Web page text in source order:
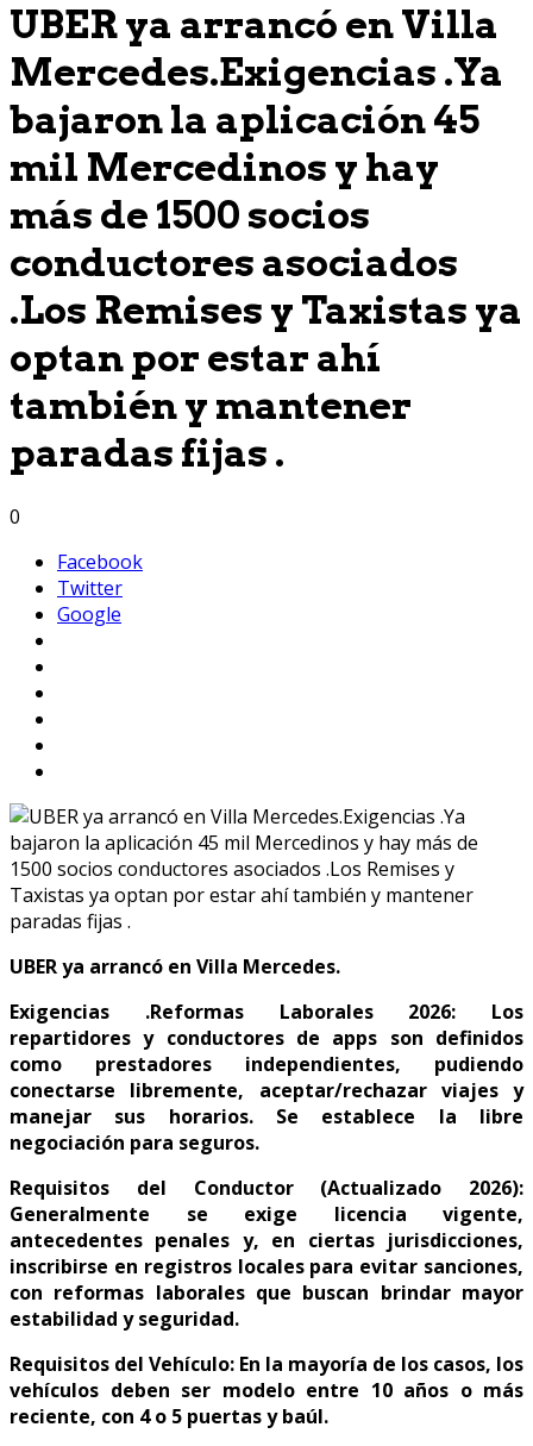
UBER ya arrancó en Villa
Mercedes.Exigencias .Ya
bajaron la aplicación 45
mil Mercedinos y hay
más de 1500 socios
conductores asociados
.Los Remises y Taxistas ya
optan por estar ahí
también y mantener
paradas fijas .
0
Facebook
Twitter
Google
UBER ya arrancó en Villa Mercedes.
Exigencias .Reformas Laborales 2026: Los
repartidores y conductores de apps son definidos
como prestadores independientes, pudiendo
conectarse libremente, aceptar/rechazar viajes y
manejar sus horarios. Se establece la libre
negociación para seguros.
Requisitos del Conductor (Actualizado 2026):
Generalmente se exige licencia vigente,
antecedentes penales y, en ciertas jurisdicciones,
inscribirse en registros locales para evitar sanciones,
con reformas laborales que buscan brindar mayor
estabilidad y seguridad.
Requisitos del Vehículo: En la mayoría de los casos, los
vehículos deben ser modelo entre 10 años o más
reciente, con 4 o 5 puertas y baúl.